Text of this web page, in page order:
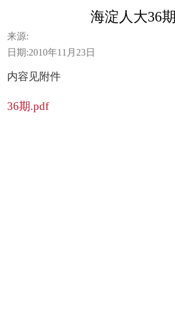
海淀人大36期
来源:
日期:2010年11月23日
内容见附件
36期.pdf